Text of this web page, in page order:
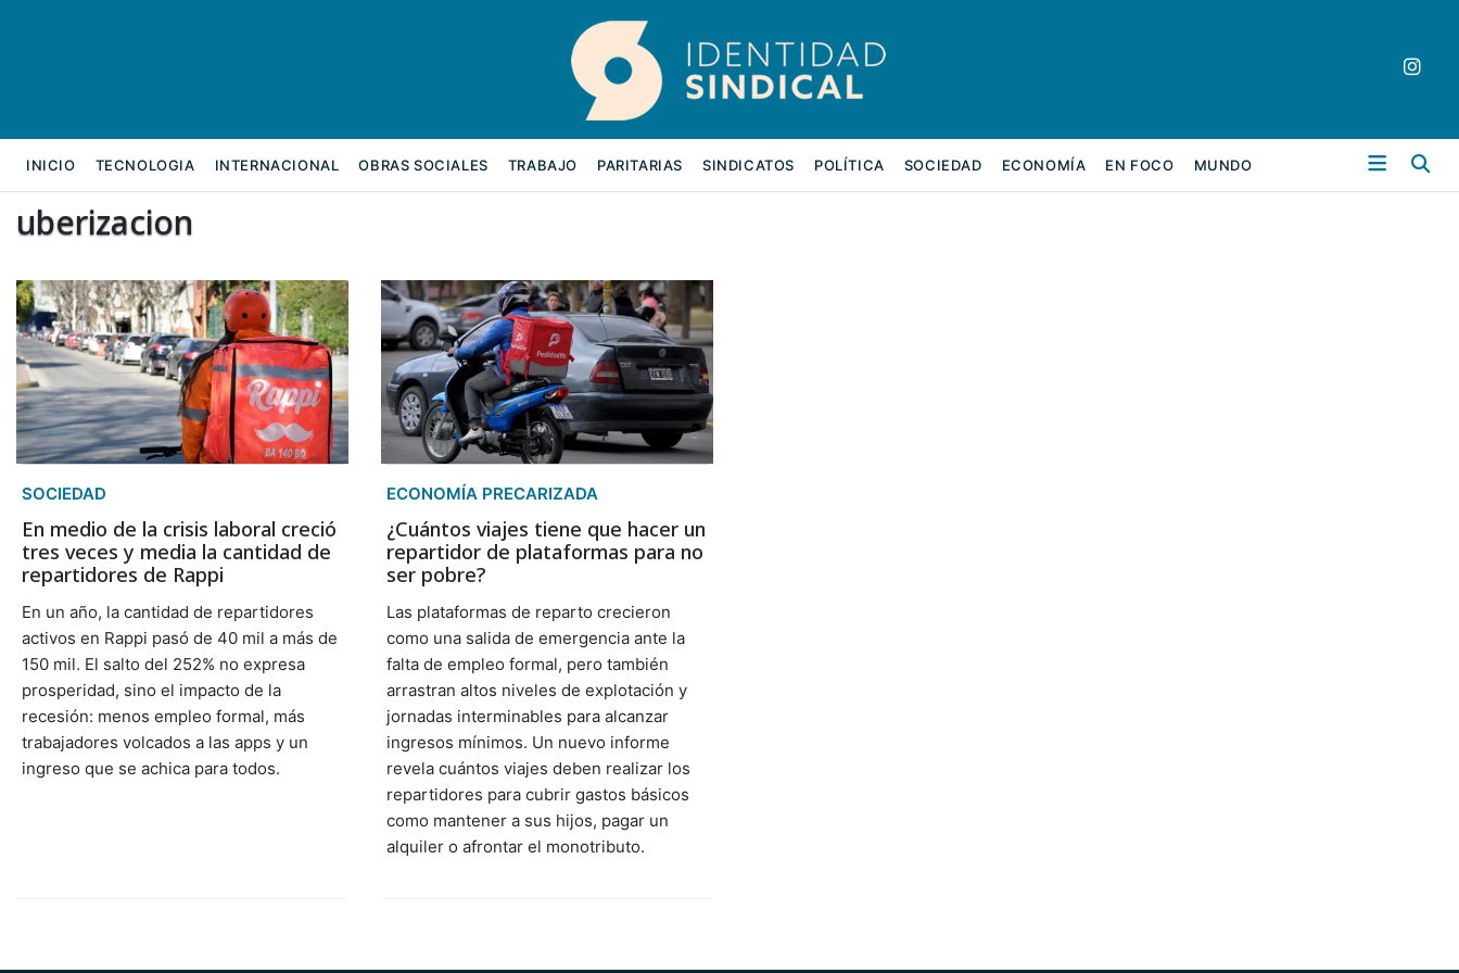
INICIO TECNOLOGIA INTERNACIONAL OBRAS SOCIALES TRABAJO PARITARIAS SINDICATOS POLÍTICA SOCIEDAD ECONOMÍA EN FOCO MUNDO
REFORMA LABORAL
uberizacion
SOCIEDAD
En medio de la crisis laboral creció
tres veces y media la cantidad de
repartidores de Rappi
En un año, la cantidad de repartidores
activos en Rappi pasó de 40 mil a más de
150 mil. El salto del 252% no expresa
prosperidad, sino el impacto de la
recesión: menos empleo formal, más
trabajadores volcados a las apps y un
ingreso que se achica para todos.
ECONOMÍA PRECARIZADA
¿Cuántos viajes tiene que hacer un
repartidor de plataformas para no
ser pobre?
Las plataformas de reparto crecieron
como una salida de emergencia ante la
falta de empleo formal, pero también
arrastran altos niveles de explotación y
jornadas interminables para alcanzar
ingresos mínimos. Un nuevo informe
revela cuántos viajes deben realizar los
repartidores para cubrir gastos básicos
como mantener a sus hijos, pagar un
alquiler o afrontar el monotributo.